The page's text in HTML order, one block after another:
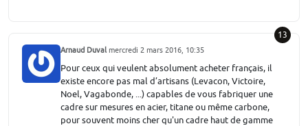
13
Arnaud Duval mercredi 2 mars 2016, 10:35
Pour ceux qui veulent absolument acheter français, il
existe encore pas mal d’artisans (Levacon, Victoire,
Noel, Vagabonde, ...) capables de vous fabriquer une
cadre sur mesures en acier, titane ou même carbone,
pour souvent moins cher qu'un cadre haut de gamme